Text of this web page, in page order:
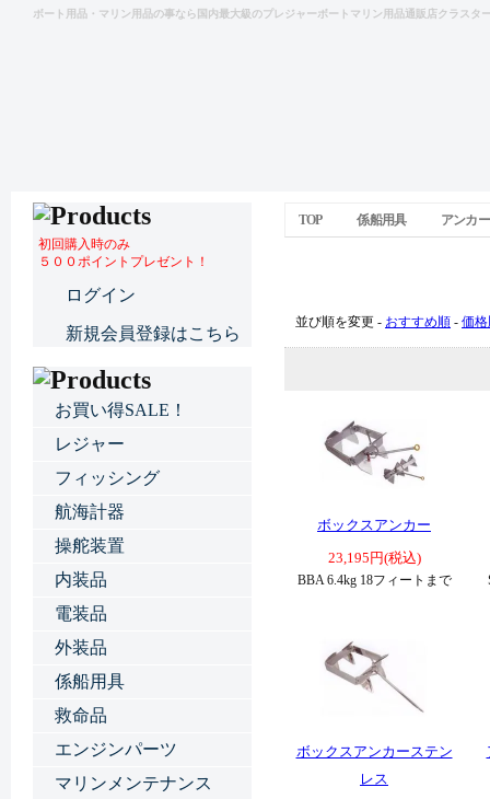
ボート用品・マリン用品の事なら国内最大級のプレジャーボートマリン用品通販店クラスタ
TOP 係船用具 アンカ
並び順を変更 - おすすめ順 - 価
ボックスアンカー
23,195円(税込)
BBA 6.4kg 18フィートまで
ボックスアンカーステン
レス
初回購入時のみ
５００ポイントプレゼント！
ログイン
新規会員登録はこちら
お買い得SALE！
レジャー
フィッシング
航海計器
操舵装置
内装品
電装品
外装品
係船用具
救命品
エンジンパーツ
マリンメンテナンス